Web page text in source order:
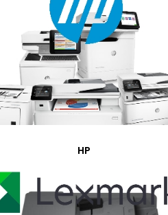
HP
Ricoh MP 1350
5.00 (1 Yorum) Yorum yaz
Ricoh MP 1350 Toner Orjinal Toner
Üretici kodu MPN-UPC : 828295
EAN-GTIN : 4053768159271
Kapasite: 60.000